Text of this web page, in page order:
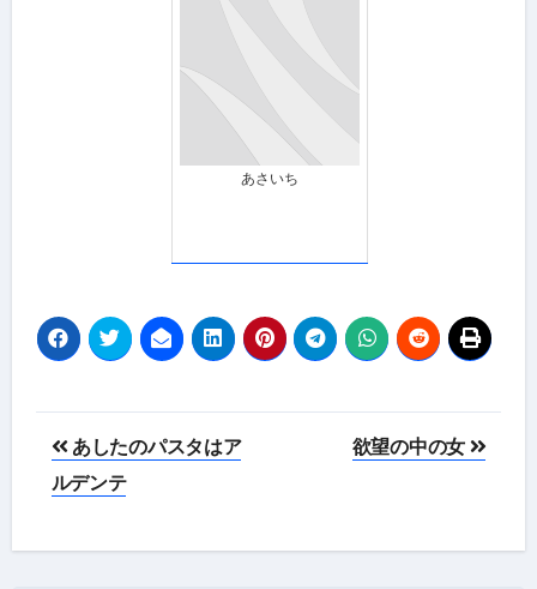
あさいち
投
稿
あしたのパスタはア
ルデンテ
欲望の中の女